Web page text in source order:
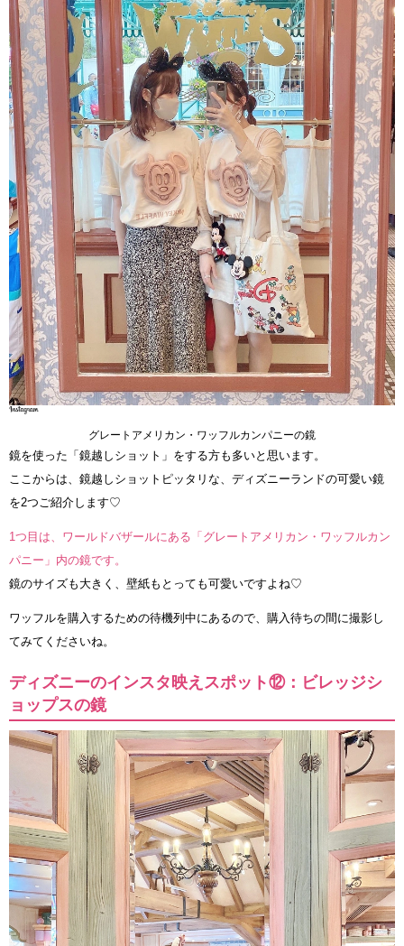
グレートアメリカン・ワッフルカンパニーの鏡
鏡を使った「鏡越しショット」をする方も多いと思います。
ここからは、鏡越しショットピッタリな、ディズニーランドの可愛い鏡
を2つご紹介します♡
1つ目は、ワールドバザールにある「グレートアメリカン・ワッフルカン
パニー」内の鏡です。
鏡のサイズも大きく、壁紙もとっても可愛いですよね♡
ワッフルを購入するための待機列中にあるので、購入待ちの間に撮影し
てみてくださいね。
ディズニーのインスタ映えスポット⑫：ビレッジシ
ョップスの鏡